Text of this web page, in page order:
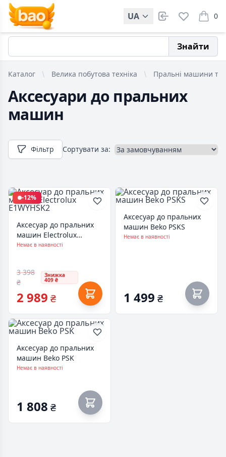
UA 0
items
Знайти
Каталог Велика побутова техніка Пральні машини та
Аксесуари до пральних
машин
Фільтр Сортувати за:
-12%
Аксесуар до пральних
машин Electrolux
E1WYHSK2
Немає в наявності
3 398
₴
Знижка
409 ₴
2 989 ₴
Аксесуар до пральних
машин Beko PSKS
Немає в наявності
1 499 ₴
Аксесуар до пральних
машин Beko PSK
Немає в наявності
1 808 ₴